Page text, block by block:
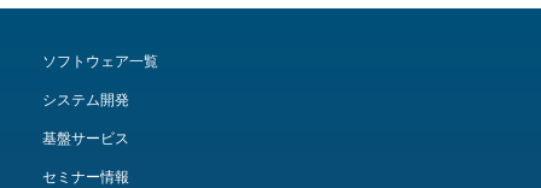
ソフトウェア一覧
システム開発
基盤サービス
セミナー情報